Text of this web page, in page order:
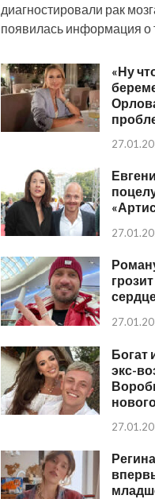
диагностировали рак
появилась информация о
«Ну
Богат
экс-